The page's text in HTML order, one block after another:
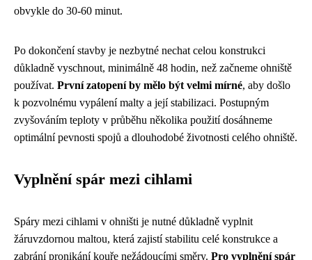
obvykle do 30-60 minut.
Po dokončení stavby je nezbytné nechat celou konstrukci
důkladně vyschnout, minimálně 48 hodin, než začneme ohniště
používat. První zatopení by mělo být velmi mírné, aby došlo
k pozvolnému vypálení malty a její stabilizaci. Postupným
zvyšováním teploty v průběhu několika použití dosáhneme
optimální pevnosti spojů a dlouhodobé životnosti celého ohniště.
Vyplnění spár mezi cihlami
Spáry mezi cihlami v ohništi je nutné důkladně vyplnit
žáruvzdornou maltou, která zajistí stabilitu celé konstrukce a
zabrání pronikání kouře nežádoucími směry. Pro vyplnění spár